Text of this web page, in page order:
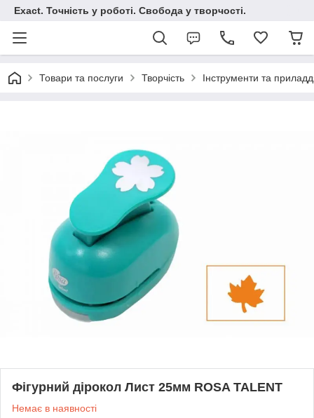
Exact. Точність у роботі. Свобода у творчості.
Товари та послуги Творчість Інструменти та
Фігурний дірокол Лист 25мм ROSA TALENT
Немає в наявності